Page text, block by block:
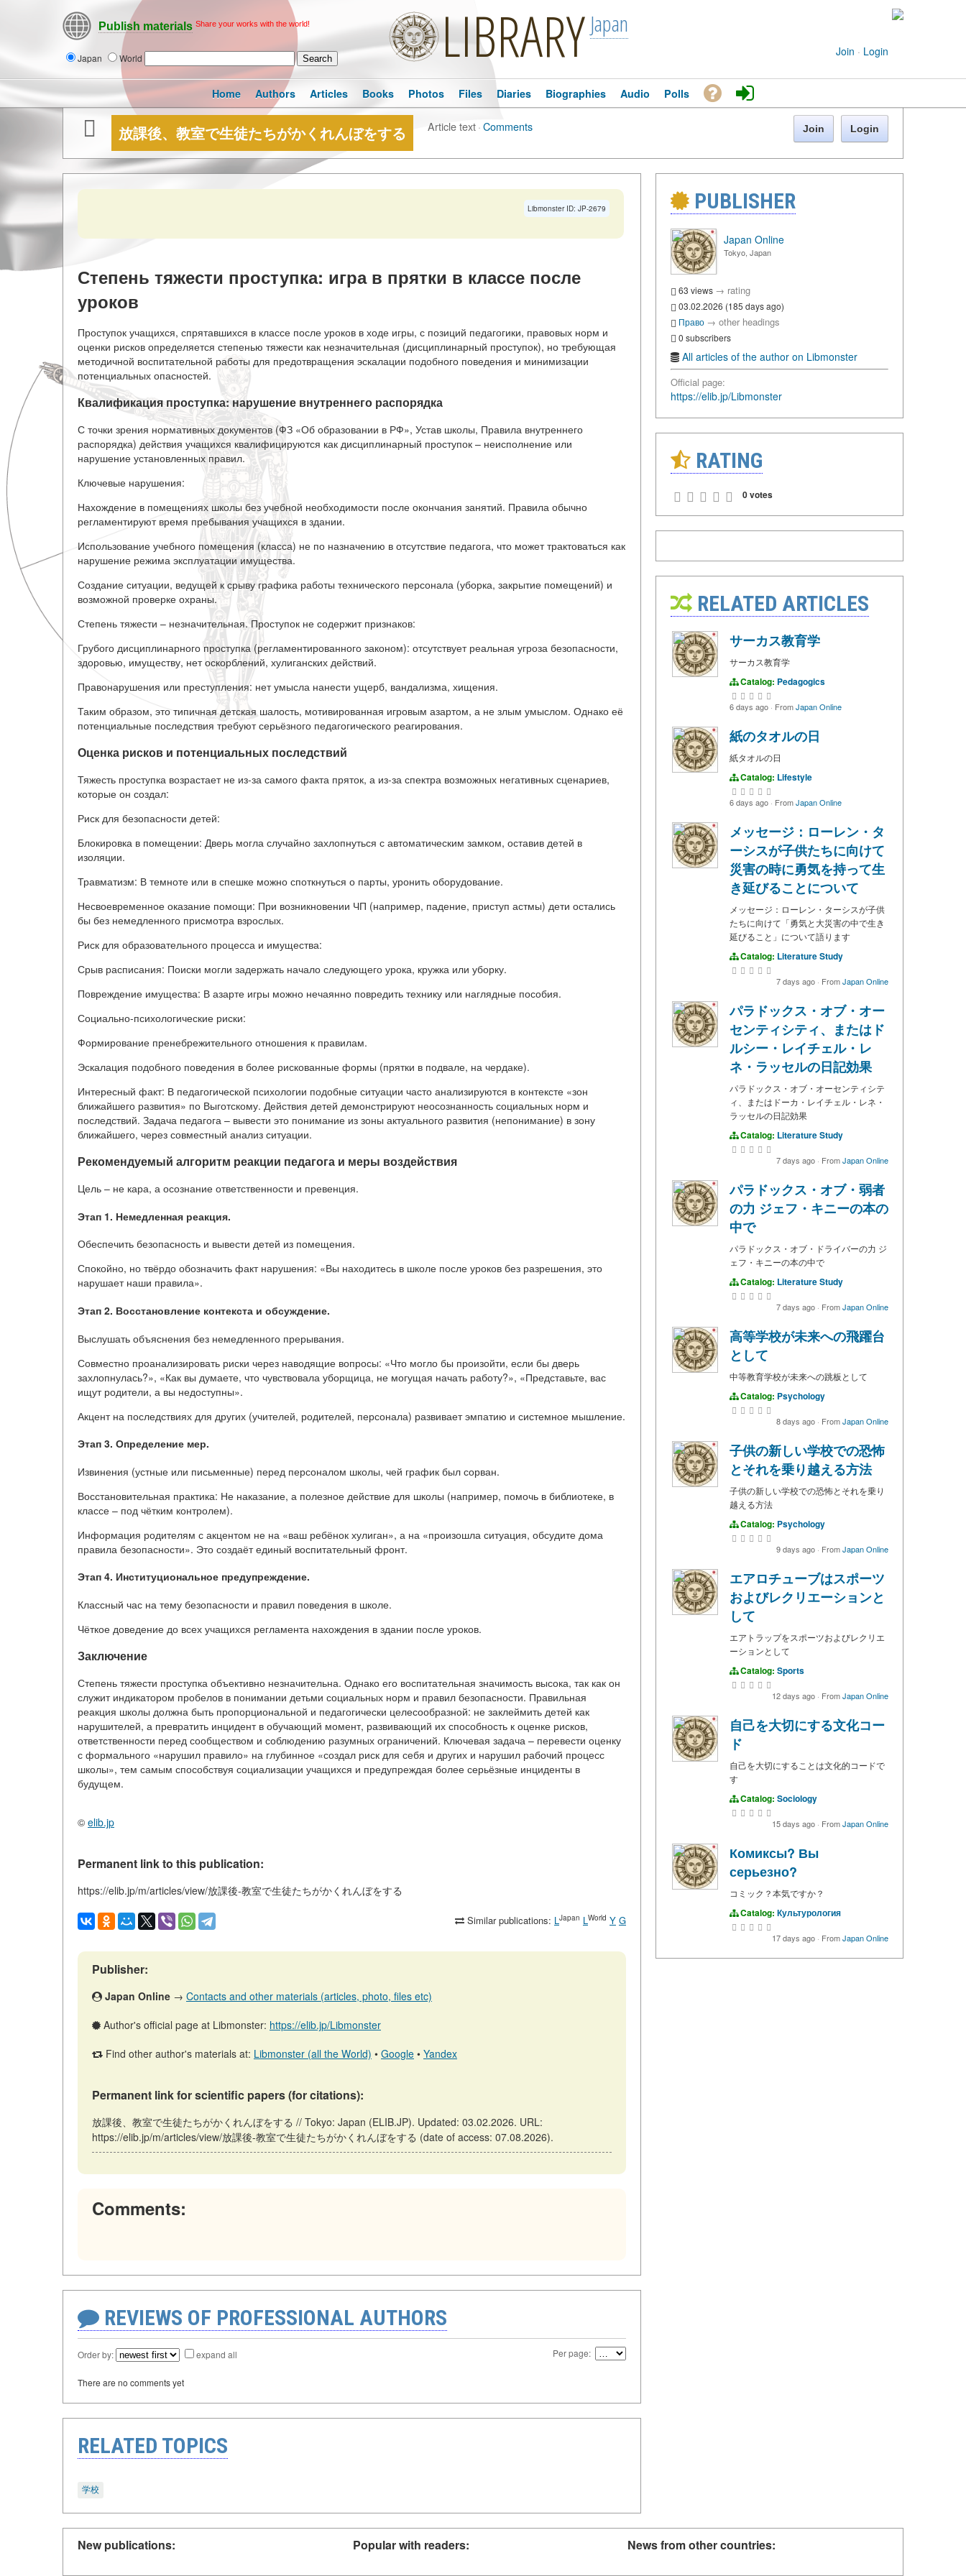
Publish materials Share your works with the world!
Japan World LIBRARY Japan
Join · Login
Home Authors Articles Books Photos Files Diaries Biographies Audio Polls
放課後、教室で生徒たちがかくれんぼをする Article text·Comments Join Login
Libmonster ID: JP-2679
Степень тяжести проступка: игра в прятки в классе после
уроков
Проступок учащихся, спрятавшихся в классе после уроков в ходе игры, с позиций педагогики, правовых норм и
оценки рисков определяется степенью тяжести как незначительная (дисциплинарный проступок), но требующая
методичной воспитательной работы для предотвращения эскалации подобного поведения и минимизации
потенциальных опасностей.
Квалификация проступка: нарушение внутреннего распорядка
С точки зрения нормативных документов (ФЗ «Об образовании в РФ», Устав школы, Правила внутреннего
распорядка) действия учащихся квалифицируются как дисциплинарный проступок – неисполнение или
нарушение установленных правил.
Ключевые нарушения:
Нахождение в помещениях школы без учебной необходимости после окончания занятий. Правила обычно
регламентируют время пребывания учащихся в здании.
Использование учебного помещения (класса) не по назначению в отсутствие педагога, что может трактоваться как
нарушение режима эксплуатации имущества.
Создание ситуации, ведущей к срыву графика работы технического персонала (уборка, закрытие помещений) и
возможной проверке охраны.
Степень тяжести – незначительная. Проступок не содержит признаков:
Грубого дисциплинарного проступка (регламентированного законом): отсутствует реальная угроза безопасности,
здоровью, имуществу, нет оскорблений, хулиганских действий.
Правонарушения или преступления: нет умысла нанести ущерб, вандализма, хищения.
Таким образом, это типичная детская шалость, мотивированная игровым азартом, а не злым умыслом. Однако её
потенциальные последствия требуют серьёзного педагогического реагирования.
Оценка рисков и потенциальных последствий
Тяжесть проступка возрастает не из-за самого факта пряток, а из-за спектра возможных негативных сценариев,
которые он создал:
Риск для безопасности детей:
Блокировка в помещении: Дверь могла случайно захлопнуться с автоматическим замком, оставив детей в
изоляции.
Травматизм: В темноте или в спешке можно споткнуться о парты, уронить оборудование.
Несвоевременное оказание помощи: При возникновении ЧП (например, падение, приступ астмы) дети остались
бы без немедленного присмотра взрослых.
Риск для образовательного процесса и имущества:
Срыв расписания: Поиски могли задержать начало следующего урока, кружка или уборку.
Повреждение имущества: В азарте игры можно нечаянно повредить технику или наглядные пособия.
Социально-психологические риски:
Формирование пренебрежительного отношения к правилам.
Эскалация подобного поведения в более рискованные формы (прятки в подвале, на чердаке).
Интересный факт: В педагогической психологии подобные ситуации часто анализируются в контексте «зон
ближайшего развития» по Выготскому. Действия детей демонстрируют неосознанность социальных норм и
последствий. Задача педагога – вывести это понимание из зоны актуального развития (непонимание) в зону
ближайшего, через совместный анализ ситуации.
Рекомендуемый алгоритм реакции педагога и меры воздействия
Цель – не кара, а осознание ответственности и превенция.
Этап 1. Немедленная реакция.
Обеспечить безопасность и вывести детей из помещения.
Спокойно, но твёрдо обозначить факт нарушения: «Вы находитесь в школе после уроков без разрешения, это
нарушает наши правила».
Этап 2. Восстановление контекста и обсуждение.
Выслушать объяснения без немедленного прерывания.
Совместно проанализировать риски через наводящие вопросы: «Что могло бы произойти, если бы дверь
захлопнулась?», «Как вы думаете, что чувствовала уборщица, не могущая начать работу?», «Представьте, вас
ищут родители, а вы недоступны».
Акцент на последствиях для других (учителей, родителей, персонала) развивает эмпатию и системное мышление.
Этап 3. Определение мер.
Извинения (устные или письменные) перед персоналом школы, чей график был сорван.
Восстановительная практика: Не наказание, а полезное действие для школы (например, помочь в библиотеке, в
классе – под чётким контролем).
Информация родителям с акцентом не на «ваш ребёнок хулиган», а на «произошла ситуация, обсудите дома
правила безопасности». Это создаёт единый воспитательный фронт.
Этап 4. Институциональное предупреждение.
Классный час на тему безопасности и правил поведения в школе.
Чёткое доведение до всех учащихся регламента нахождения в здании после уроков.
Заключение
Степень тяжести проступка объективно незначительна. Однако его воспитательная значимость высока, так как он
служит индикатором пробелов в понимании детьми социальных норм и правил безопасности. Правильная
реакция школы должна быть пропорциональной и педагогически целесообразной: не заклеймить детей как
нарушителей, а превратить инцидент в обучающий момент, развивающий их способность к оценке рисков,
ответственности перед сообществом и соблюдению разумных ограничений. Ключевая задача – перевести оценку
с формального «нарушил правило» на глубинное «создал риск для себя и других и нарушил рабочий процесс
школы», тем самым способствуя социализации учащихся и предупреждая более серьёзные инциденты в
будущем.
© elib.jp
Permanent link to this publication:
https://elib.jp/m/articles/view/放課後-教室で生徒たちがかくれんぼをする
Similar publications: LJapan LWorld Y G
Publisher:
Japan Online → Contacts and other materials (articles, photo, files etc)
Author's official page at Libmonster: https://elib.jp/Libmonster
Find other author's materials at: Libmonster (all the World) • Google • Yandex
Permanent link for scientific papers (for citations):
放課後、教室で生徒たちがかくれんぼをする // Tokyo: Japan (ELIB.JP). Updated: 03.02.2026. URL:
https://elib.jp/m/articles/view/放課後-教室で生徒たちがかくれんぼをする (date of access: 07.08.2026).
Comments:
REVIEWS OF PROFESSIONAL AUTHORS
Order by: expand all Per page:
There are no comments yet
RELATED TOPICS
学校
PUBLISHER
Japan Online
Tokyo, Japan
63 views → rating
03.02.2026 (185 days ago)
Право → other headings
0 subscribers
All articles of the author on Libmonster
Official page:
https://elib.jp/Libmonster
RATING
0 votes
RELATED ARTICLES
サーカス教育学
サーカス教育学
Catalog: Pedagogics
6 days ago · FromJapan Online
紙のタオルの日
紙タオルの日
Catalog: Lifestyle
6 days ago · FromJapan Online
メッセージ：ローレン・タ
ーシスが子供たちに向けて
災害の時に勇気を持って生
き延びることについて
メッセージ：ローレン・ターシスが子供
たちに向けて「勇気と大災害の中で生き
延びること」について語ります
Catalog: Literature Study
7 days ago · FromJapan Online
パラドックス・オブ・オー
センティシティ、またはド
ルシー・レイチェル・レ
ネ・ラッセルの日記効果
パラドックス・オブ・オーセンティシテ
ィ、またはドーカ・レイチェル・レネ・
ラッセルの日記効果
Catalog: Literature Study
7 days ago · FromJapan Online
パラドックス・オブ・弱者
の力 ジェフ・キニーの本の
中で
パラドックス・オブ・ドライバーの力 ジ
ェフ・キニーの本の中で
Catalog: Literature Study
7 days ago · FromJapan Online
高等学校が未来への飛躍台
として
中等教育学校が未来への跳板として
Catalog: Psychology
8 days ago · FromJapan Online
子供の新しい学校での恐怖
とそれを乗り越える方法
子供の新しい学校での恐怖とそれを乗り
越える方法
Catalog: Psychology
9 days ago · FromJapan Online
エアロチューブはスポーツ
およびレクリエーションと
して
エアトラップをスポーツおよびレクリエ
ーションとして
Catalog: Sports
12 days ago · FromJapan Online
自己を大切にする文化コー
ド
自己を大切にすることは文化的コードで
す
Catalog: Sociology
15 days ago · FromJapan Online
Комиксы? Вы
серьезно?
コミック？本気ですか？
Catalog: Культурология
17 days ago · FromJapan Online
New publications: Popular with readers: News from other countries: